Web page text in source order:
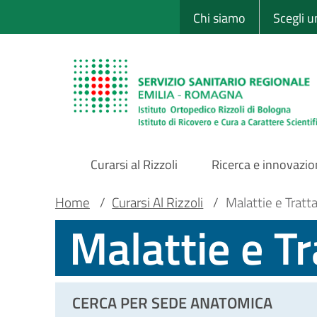
al
Sito Web Chi siamo Scegli
Main
Navigation
Curarsi al Rizzoli Ricerca e
Main container
Briciole
pane
Home / Curarsi Al Rizzoli / Malattie e
Malattie e
CERCA PER SEDE ANATOMICA